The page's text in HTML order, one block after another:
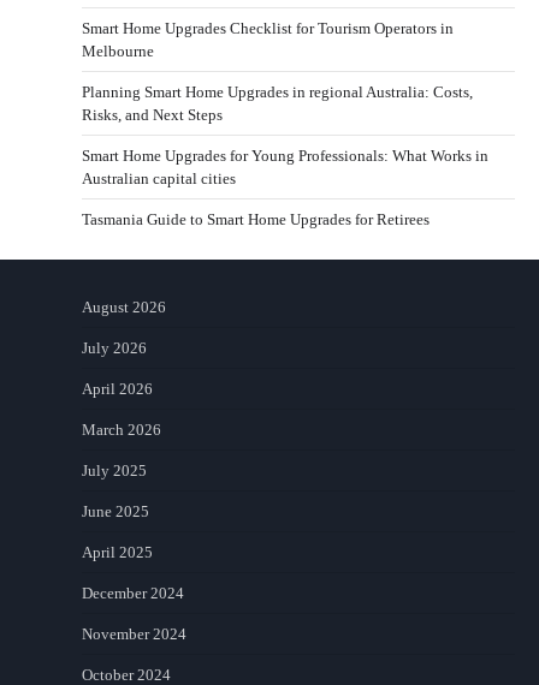
Smart Home Upgrades Checklist for Tourism Operators in
Melbourne
Planning Smart Home Upgrades in regional Australia: Costs,
Risks, and Next Steps
Smart Home Upgrades for Young Professionals: What Works in
Australian capital cities
Tasmania Guide to Smart Home Upgrades for Retirees
August 2026
July 2026
April 2026
March 2026
July 2025
June 2025
April 2025
December 2024
November 2024
October 2024